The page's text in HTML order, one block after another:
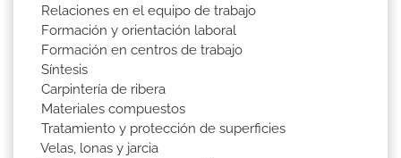
Relaciones en el equipo de trabajo
Formación y orientación laboral
Formación en centros de trabajo
Síntesis
Carpintería de ribera
Materiales compuestos
Tratamiento y protección de superficies
Velas, lonas y jarcia